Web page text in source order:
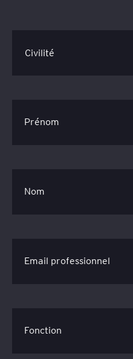
Prénom
Nom
Email professionnel
Fonction